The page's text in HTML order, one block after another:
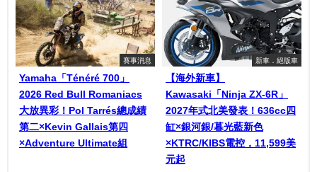
賽事消息
Yamaha「Ténéré 700」
2026 Red Bull Romaniacs
大放異彩！Pol Tarrés總成績
第二×Kevin Gallais第四
×Adventure Ultimate組
新車．絕版車
【海外新車】
Kawasaki「Ninja ZX-6R」
2027年式北美發表！636cc四
缸×銀河銀/暮光藍新色
×KTRC/KIBS電控，11,599美
元起